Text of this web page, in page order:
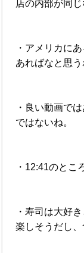
店の内部が同じ
・アメリカに
あればなと思う
・良い動画で
ではないね。
・12:41のとこ
・寿司は大好
楽しそうだし、